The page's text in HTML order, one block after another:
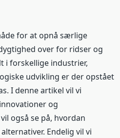
for at opnå særlige
over for ridser og
i forskellige industrier,
udvikling er der opstået
I denne artikel vil vi
og
også se på, hvordan
Endelig vil vi